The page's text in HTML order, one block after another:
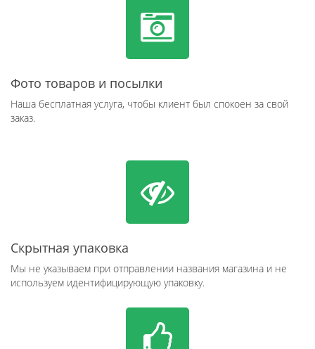
Фото товаров и посылки
Наша бесплатная услуга, чтобы клиент был спокоен за свой
заказ.
Скрытная упаковка
Мы не указываем при отправлении названия магазина и не
используем идентифицирующую упаковку.